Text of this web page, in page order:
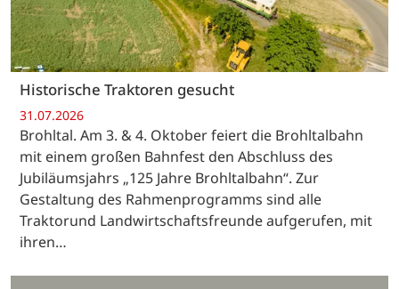
Historische Traktoren gesucht
31.07.2026
Brohltal. Am 3. & 4. Oktober feiert die Brohltalbahn
mit einem großen Bahnfest den Abschluss des
Jubiläumsjahrs „125 Jahre Brohltalbahn“. Zur
Gestaltung des Rahmenprogramms sind alle
Traktorund Landwirtschaftsfreunde aufgerufen, mit
ihren…